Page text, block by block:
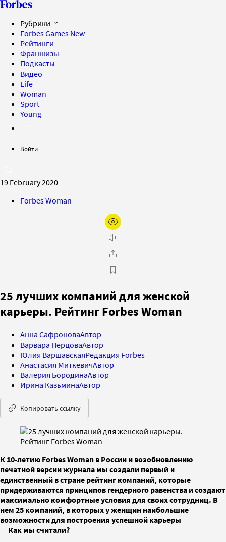
Рубрики
Forbes Games New
Рейтинги
Франшизы
Подкасты
Видео
Life
Woman
Sport
Young
Войти
19 February 2020
Forbes Woman
25 лучших компаний для женской
карьеры. Рейтинг Forbes Woman
Анна СафроноваАвтор
Варвара ПерцоваАвтор
Юлия ВаршавскаяРедакция Forbes
Анастасия МиткевичАвтор
Валерия БородинаАвтор
Ирина КазьминаАвтор
Копировать ссылку
К 10-летию Forbes Woman в России и возобновлению
печатной версии журнала мы создали первый и
единственный в стране рейтинг компаний, которые
придерживаются принципов гендерного равенства и создают
максимально комфортные условия для своих сотрудниц. В
нем 25 компаний, в которых у женщин наибольшие
возможности для построения успешной карьеры
Как мы считали?